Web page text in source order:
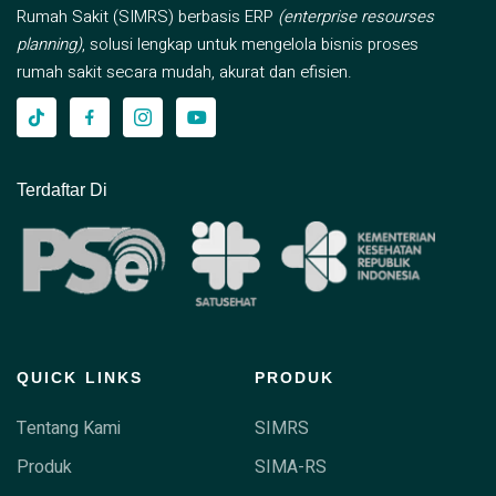
Rumah Sakit (SIMRS) berbasis ERP (enterprise resourses
planning), solusi lengkap untuk mengelola bisnis proses
rumah sakit secara mudah, akurat dan efisien.
Terdaftar Di
QUICK LINKS
Tentang Kami
Produk
PRODUK
SIMRS
SIMA-RS